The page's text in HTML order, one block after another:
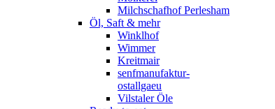
Milchschafhof Perlesham
Öl, Saft & mehr
Winklhof
Wimmer
Kreitmair
senfmanufaktur-
ostallgaeu
Vilstaler Öle